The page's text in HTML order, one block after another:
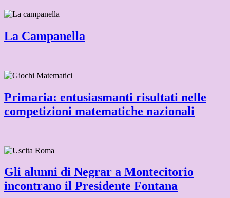
La Campanella
Primaria: entusiasmanti risultati nelle
competizioni matematiche nazionali
Gli alunni di Negrar a Montecitorio
incontrano il Presidente Fontana